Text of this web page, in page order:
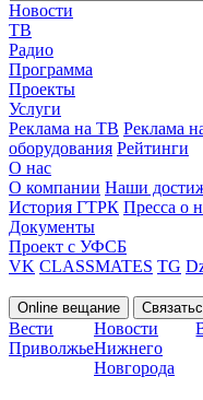
Новости
ТВ
Радио
Программа
Проекты
Услуги
Реклама на ТВ Реклама
оборудования Рейтинги
О нас
О компании Наши
История ГТРК Пресса о
Документы
Проект с УФСБ
VK CLASSMATES TG
Online вещание
Вести
Приволжье
Новости
Нижнего
Новгорода